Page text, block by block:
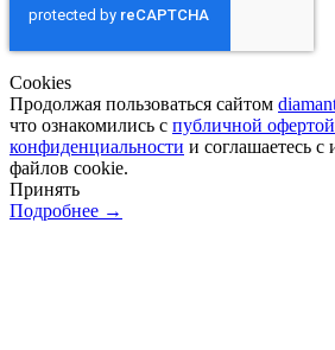
Сookies
Продолжая пользоваться сайтом
что ознакомились с публичной офертой
конфиденциальности и соглашаетесь с
файлов cookie.
Принять
Подробнее →